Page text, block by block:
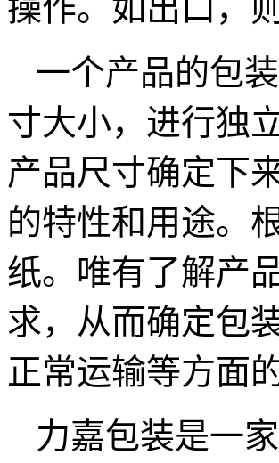
操作。如出口，
一个产品的包
寸大小，进行独
产品尺寸确定下
的特性和用途。
纸。唯有了解产
求，从而确定包
正常运输等方面
力嘉包装是一